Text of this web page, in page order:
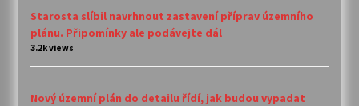
Starosta slíbil navrhnout zastavení příprav územního
plánu. Připomínky ale podávejte dál
3.2k views
Nový územní plán do detailu řídí, jak budou vypadat